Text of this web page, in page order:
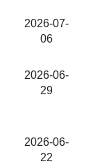
2026-07-
06
2026-06-
29
2026-06-
22